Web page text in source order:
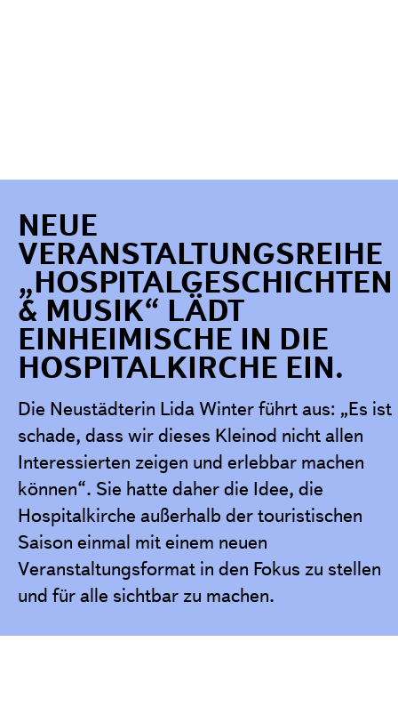
NEUE
VERANSTALTUNGSREIHE
„HOSPITALGESCHICHTEN
& MUSIK“ LÄDT
EINHEIMISCHE IN DIE
HOSPITALKIRCHE EIN.
Die Neustädterin Lida Winter führt aus: „Es ist
schade, dass wir dieses Kleinod nicht allen
Interessierten zeigen und erlebbar machen
können“. Sie hatte daher die Idee, die
Hospitalkirche außerhalb der touristischen
Saison einmal mit einem neuen
Veranstaltungsformat in den Fokus zu stellen
und für alle sichtbar zu machen.